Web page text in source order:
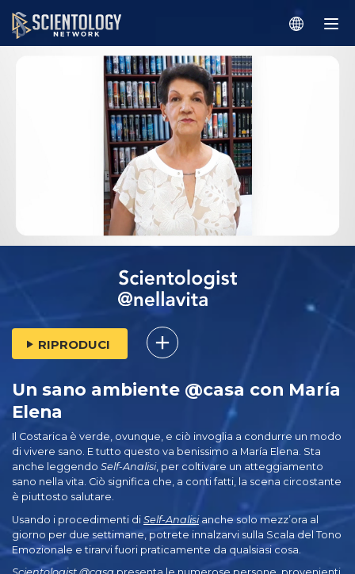
RIPRODUCI
Un sano ambiente @casa con María
Elena
Il Costarica è verde, ovunque, e ciò invoglia a condurre un modo
di vivere sano. E tutto questo va benissimo a María Elena. Sta
anche leggendo Self-Analisi, per coltivare un atteggiamento
sano nella vita. Ciò significa che, a conti fatti, la scena circostante
è piuttosto salutare.
Usando i procedimenti di Self-Analisianche solo mezz’ora al
giorno per due settimane, potrete innalzarvi sulla Scala del Tono
Emozionale e tirarvi fuori praticamente da qualsiasi cosa.